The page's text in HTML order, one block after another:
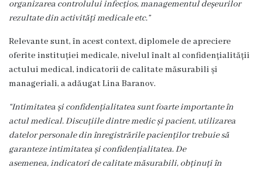
Secția
Medicină
de
Familie
Servicii
Consultative
Specializate
de
Ambulator
Staționar
organizarea controlului infecțios, managementul deșeurilor
rezultate din activități medicale etc.”
Relevante sunt, în acest context, diplomele de apreciere
oferite instituției medicale, nivelul înalt al confidențialității
actului medical, indicatorii de calitate măsurabili și
manageriali, a adăugat Lina Baranov.
“Intimitatea și confidențialitatea sunt foarte importante în
actul medical. Discuțiile dintre medic și pacient, utilizarea
datelor personale din înregistrările pacienților trebuie să
garanteze intimitatea și confidențialitatea. De
asemenea,indicatori de calitate măsurabili, obținuți în